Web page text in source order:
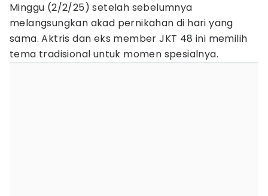
Minggu (2/2/25) setelah sebelumnya
melangsungkan akad pernikahan di hari yang
sama. Aktris dan eks member JKT 48 ini memilih
tema tradisional untuk momen spesialnya.